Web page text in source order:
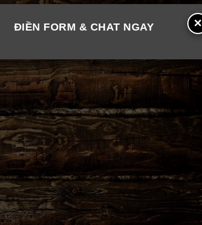
✕
ĐIỀN FORM & CHAT NGAY